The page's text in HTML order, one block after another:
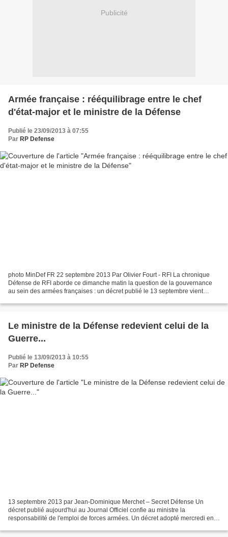
Publicité
Armée française : rééquilibrage entre le chef
d'état-major et le ministre de la Défense
Publié le 23/09/2013 à 07:55
Par RP Defense
photo MinDef FR 22 septembre 2013 Par Olivier Fourt - RFI La chronique
Défense de RFI aborde ce dimanche matin la question de la gouvernance
au sein des armées françaises : un décret publié le 13 septembre vient
Le ministre de la Défense redevient celui de la
Guerre...
Publié le 13/09/2013 à 10:55
Par RP Defense
13 septembre 2013 par Jean-Dominique Merchet – Secret Défense Un
décret publié aujourd'hui au Journal Officiel confie au ministre la
responsabilité de l'emploi de forces armées. Un décret adopté mercredi en